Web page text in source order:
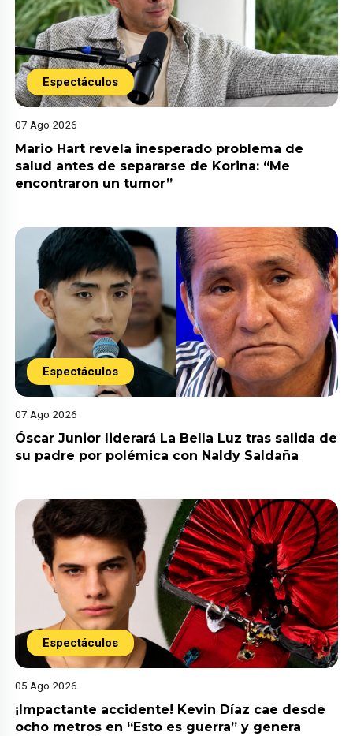
Espectáculos
07 Ago 2026
Mario Hart revela inesperado problema de
salud antes de separarse de Korina: “Me
encontraron un tumor”
Espectáculos
07 Ago 2026
Óscar Junior liderará La Bella Luz tras salida de
su padre por polémica con Naldy Saldaña
Espectáculos
05 Ago 2026
¡Impactante accidente! Kevin Díaz cae desde
ocho metros en “Esto es guerra” y genera